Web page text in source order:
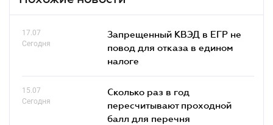
17.07
Сегодня
Запрещенный КВЭД в ЕГР не
повод для отказа в едином
налоге
15.07
Сегодня
Сколько раз в год
пересчитывают проходной
балл для перечня